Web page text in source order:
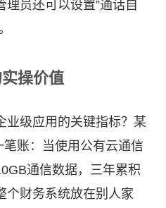
员还可以设置”通话自
操价值
业级应用的关键指标？某
账：当使用公有云通信
通信数据，三年累积
个财务系统放在别人家